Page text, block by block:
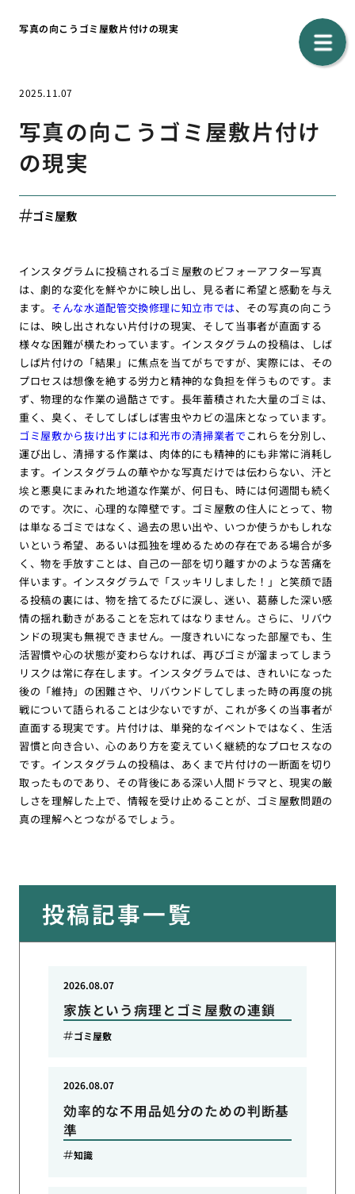
写真の向こうゴミ屋敷片付けの現実
2025.11.07
写真の向こうゴミ屋敷片付け
の現実
ゴミ屋敷
インスタグラムに投稿されるゴミ屋敷のビフォーアフター写真
は、劇的な変化を鮮やかに映し出し、見る者に希望と感動を与え
ます。 そんな水道配管交換修理に知立市では、その写真の向こう
には、映し出されない片付けの現実、そして当事者が直面する
様々な困難が横たわっています。インスタグラムの投稿は、しば
しば片付けの「結果」に焦点を当てがちですが、実際には、その
プロセスは想像を絶する労力と精神的な負担を伴うものです。ま
ず、物理的な作業の過酷さです。長年蓄積された大量のゴミは、
重く、臭く、そしてしばしば害虫やカビの温床となっています。
ゴミ屋敷から抜け出すには和光市の清掃業者で これらを分別し、
運び出し、清掃する作業は、肉体的にも精神的にも非常に消耗し
ます。インスタグラムの華やかな写真だけでは伝わらない、汗と
埃と悪臭にまみれた地道な作業が、何日も、時には何週間も続く
のです。次に、心理的な障壁です。ゴミ屋敷の住人にとって、物
は単なるゴミではなく、過去の思い出や、いつか使うかもしれな
いという希望、あるいは孤独を埋めるための存在である場合が多
く、物を手放すことは、自己の一部を切り離すかのような苦痛を
伴います。インスタグラムで「スッキリしました！」と笑顔で語
る投稿の裏には、物を捨てるたびに涙し、迷い、葛藤した深い感
情の揺れ動きがあることを忘れてはなりません。さらに、リバウ
ンドの現実も無視できません。一度きれいになった部屋でも、生
活習慣や心の状態が変わらなければ、再びゴミが溜まってしまう
リスクは常に存在します。インスタグラムでは、きれいになった
後の「維持」の困難さや、リバウンドしてしまった時の再度の挑
戦について語られることは少ないですが、これが多くの当事者が
直面する現実です。片付けは、単発的なイベントではなく、生活
習慣と向き合い、心のあり方を変えていく継続的なプロセスなの
です。インスタグラムの投稿は、あくまで片付けの一断面を切り
取ったものであり、その背後にある深い人間ドラマと、現実の厳
しさを理解した上で、情報を受け止めることが、ゴミ屋敷問題の
真の理解へとつながるでしょう。
投稿記事一覧
家族という病理とゴミ屋敷の連鎖
2026.08.07
ゴミ屋敷
効率的な不用品処分のための判断基
準
2026.08.07
知識